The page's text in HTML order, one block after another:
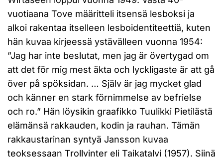
vuotiaana Tove määritteli itsensä lesboksi ja
alkoi rakentaa itselleen lesboidentiteettiä, kuten
hän kuvaa kirjeessä ystävälleen vuonna 1954:
”Jag har inte beslutat, men jag är övertygad om
att det för mig mest äkta och lyckligaste är att gå
över på spöksidan. … Själv är jag mycket glad
och känner en stark förnimmelse av befrielse
och ro.” Hän löysikin graafikko Tuulikki Pietilästä
elämänsä rakkauden, kodin ja rauhan. Tämän
rakkaustarinan syntyä Jansson kuvaa
teoksessaan Trollvinter eli Taikatalvi (1957). Siinä